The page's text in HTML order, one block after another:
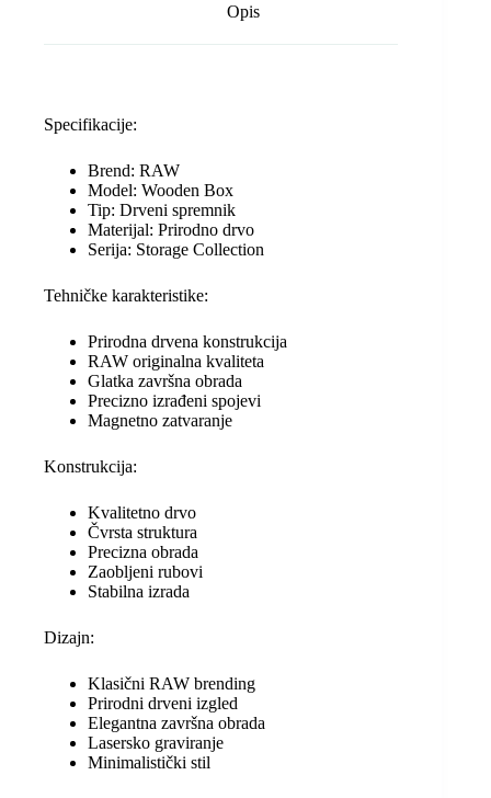
er
Opis
Specifikacije:
Brend: RAW
Model: Wooden Box
Tip: Drveni spremnik
Materijal: Prirodno drvo
Serija: Storage Collection
Tehničke karakteristike:
Prirodna drvena konstrukcija
RAW originalna kvaliteta
Glatka završna obrada
Precizno izrađeni spojevi
Magnetno zatvaranje
Konstrukcija:
Kvalitetno drvo
Čvrsta struktura
Precizna obrada
Zaobljeni rubovi
Stabilna izrada
Dizajn:
Klasični RAW brending
Prirodni drveni izgled
Elegantna završna obrada
Lasersko graviranje
Minimalistički stil